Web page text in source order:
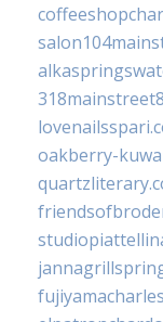
oakberry-